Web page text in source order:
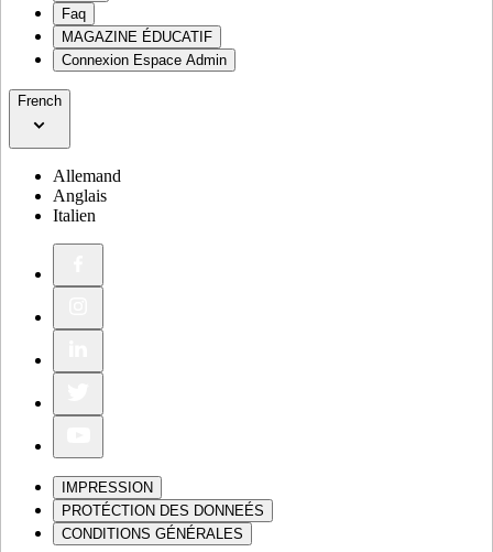
Faq
MAGAZINE ÉDUCATIF
Connexion Espace Admin
French
Allemand
Anglais
Italien
IMPRESSION
PROTÉCTION DES DONNEÉS
CONDITIONS GÉNÉRALES